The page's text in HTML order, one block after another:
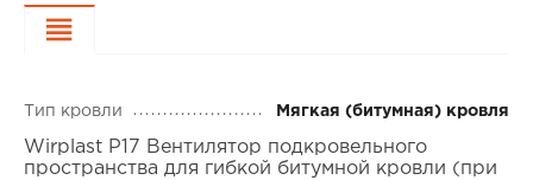
Тип кровли Мягкая (битумная) кровля
Wirplast P17 Вентилятор подкровельного
пространства для гибкой битумной кровли (при